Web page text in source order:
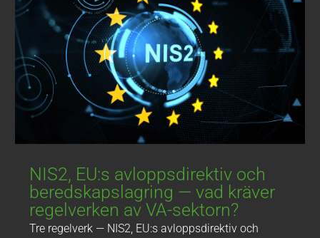
NIS2, EU:s avloppsdirektiv och
beredskapslagring — vad kräver
regelverken av VA-sektorn?
Tre regelverk — NIS2, EU:s avloppsdirektiv och